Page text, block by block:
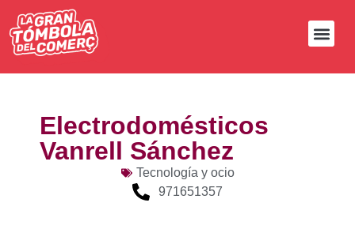
Electrodomésticos
Vanrell Sánchez
Tecnología y ocio
971651357